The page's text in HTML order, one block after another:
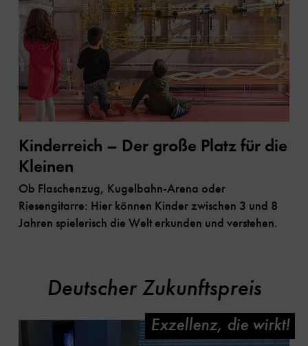
Kinderreich – Der große Platz für die
Kleinen
Ob Flaschenzug, Kugelbahn-Arena oder
Riesengitarre: Hier können Kinder zwischen 3 und 8
Jahren spielerisch die Welt erkunden und verstehen.
Deutscher Zukunftspreis
Exzellenz, die wirkt!